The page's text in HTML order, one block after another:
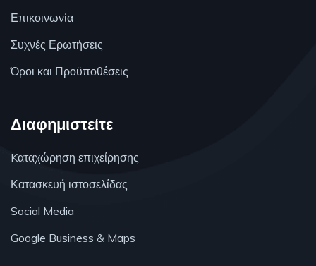
Επικοινωνία
Συχνές Ερωτήσεις
Όροι και Προϋποθέσεις
Διαφημιστείτε
Kαταχώρηση επιχείρησης
Κατασκευή ιστοσελίδας
Social Media
Google Business & Maps